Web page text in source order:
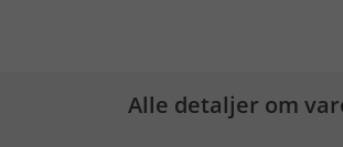
Alle detaljer om